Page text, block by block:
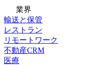
業界
輸送と保管
レストラン
リモートワーク
不動産CRM
医療